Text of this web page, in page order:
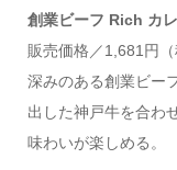
創業ビーフ Rich カ
販売価格／1,681円（
深みのある創業ビー
出した神戸牛を合わ
味わいが楽しめる。